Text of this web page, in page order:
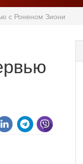
с Роненом Зиони